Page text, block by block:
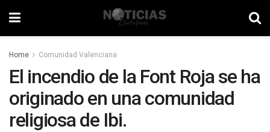
Home Comunidad Valenciana
El incendio de la Font Roja se ha
originado en una comunidad
religiosa de Ibi.